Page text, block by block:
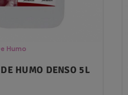
Humo
HUMO DENSO 5L